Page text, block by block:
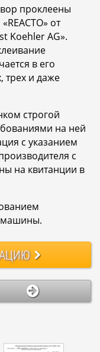
проклеены
от
Koehler AG».
в его
трех и даже
строгой
на ней
с указанием
с
на квитанции в
машины.